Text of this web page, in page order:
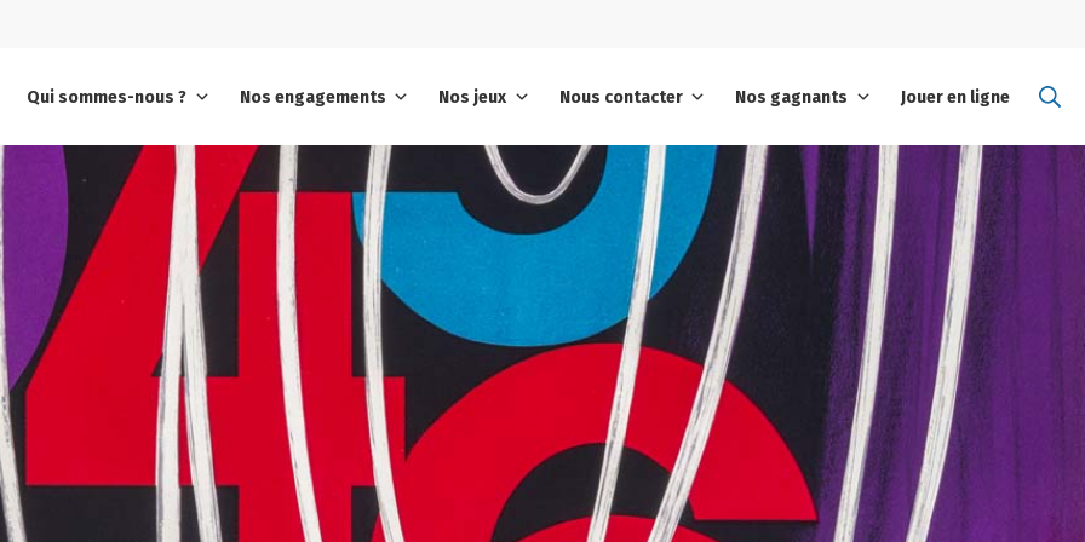
Qui sommes-nous ? Nos engagements Nos jeux Nous contacter Nos gagnants Jouer en ligne